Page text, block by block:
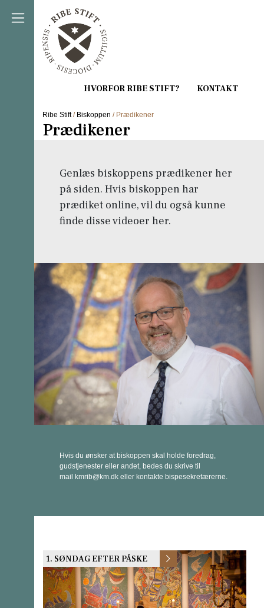
Direkte til indholdet
Ribe Stift/ Biskoppen / Prædikener
Prædikener
Genlæs biskoppens prædikener her
på siden. Hvis biskoppen har
prædiket online, vil du også kunne
finde disse videoer her.
Hvis du ønsker at biskoppen skal holde foredrag,
gudstjenester eller andet, bedes du skrive til
mail kmrib@km.dk eller kontakte bispesekretærerne.
1. SØNDAG EFTER PÅSKE